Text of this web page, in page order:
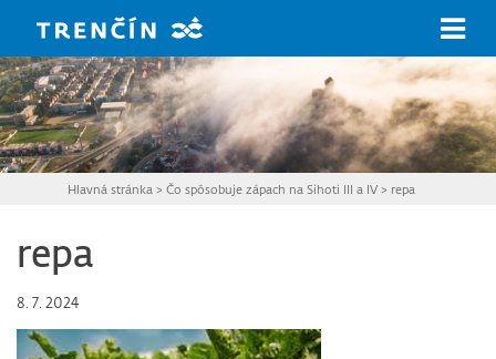
Hlavná stránka >Čo spôsobuje zápach na Sihoti III a IV > repa
repa
8. 7. 2024